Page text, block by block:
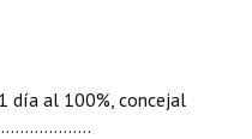
día al 100%, concejal